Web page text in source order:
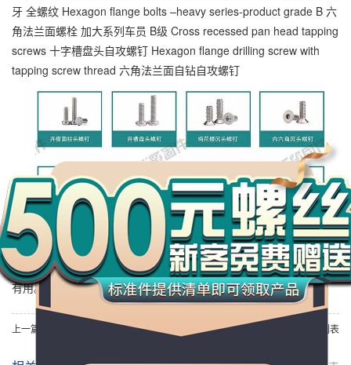
牙 全螺纹 Hexagon flange bolts –heavy series-product grade B 六
角法兰面螺栓 加大系列车员 B级 Cross recessed pan head tapping
screws 十字槽盘头自攻螺钉 Hexagon flange drilling screw with
tapping screw thread 六角法兰面自钻自攻螺钉
以上就是小编对于F牙细牙80°米字槽修剪小半沉头割尾自攻螺钉
ASME B18.6.4 螺栓fv什么意思问题和相关问题的解答了，希望对你
有用。
上一篇： F牙细牙80°十字槽修剪沉头割尾自攻螺钉 ASME B18.6.3 返回列表
工
品